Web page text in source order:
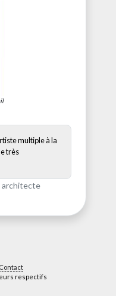
multiple à la
très
architecte
Contact
respectifs